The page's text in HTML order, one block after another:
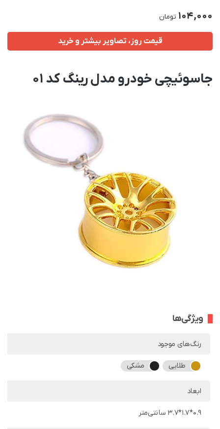
104,000 تومان
قیمت روز، تصاویر بیشتر و خرید
جاسوئیچی خودرو مدل رینگ کد 01
ویژگی‌ها
رنگ‌های موجود
طلایی مشکی
ابعاد
0.9*1.7*3.7 سانتی‌متر